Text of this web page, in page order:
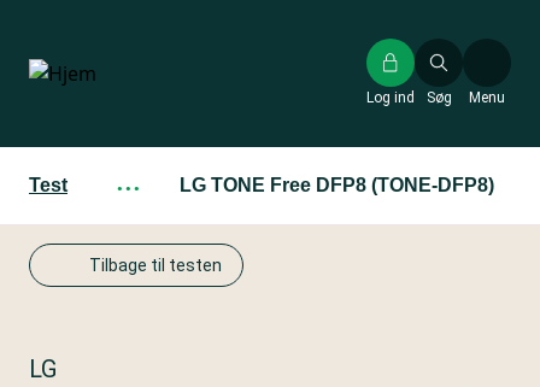
hovedindhold
Søg
Log ind Menu
Test ··· LG TONE Free DFP8 (TONE-DFP8)
Tilbage til testen
LG